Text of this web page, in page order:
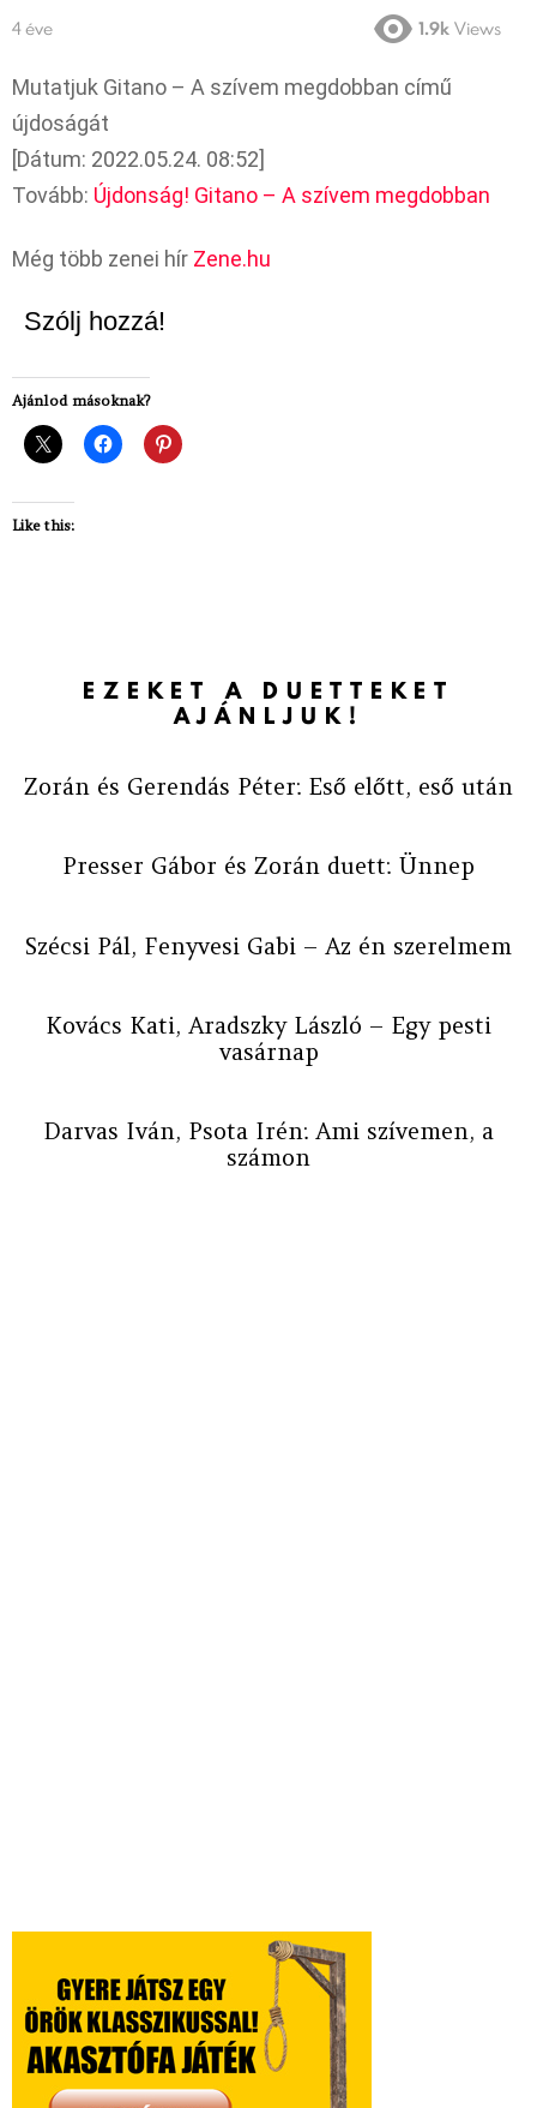
4 éve 1.9k Views
Mutatjuk Gitano – A szívem megdobban című
újdoságát
[Dátum: 2022.05.24. 08:52]
Tovább: Újdonság! Gitano – A szívem megdobban
Még több zenei hír Zene.hu
Szólj hozzá!
Ajánlod másoknak?
Like this:
EZEKET A DUETTEKET
AJÁNLJUK!
Zorán és Gerendás Péter: Eső előtt, eső után
Presser Gábor és Zorán duett: Ünnep
Szécsi Pál, Fenyvesi Gabi – Az én szerelmem
Kovács Kati, Aradszky László – Egy pesti
vasárnap
Darvas Iván, Psota Irén: Ami szívemen, a
számon